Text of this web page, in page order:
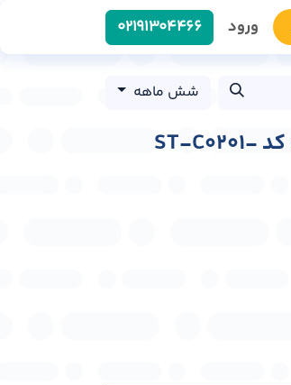
ورود 0219​1304466
شش ماهه
استرابورد فلکه مولوی شهر ارومیه کد ST-C0201-